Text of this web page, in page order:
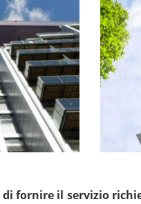
fornire il servizio